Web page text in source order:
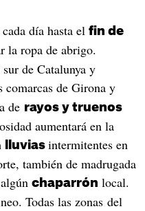
día hasta el fin de
la ropa de abrigo.
de Catalunya y
comarcas de Girona y
de rayos y truenos
aumentará en la
lluvias intermitentes en
también de madrugada
chaparrón local.
Todas las zonas del